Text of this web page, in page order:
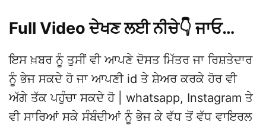
Full Video ਦੇਖਣ ਲਈ ਨੀਚੇ👇 ਜਾਓ…
ਇਸ ਖ਼ਬਰ ਨੂੰ ਤੁਸੀਂ ਵੀ ਆਪਣੇ ਦੋਸਤ ਮਿੱਤਰ ਜਾ ਰਿਸ਼ਤੇਦਾਰ
ਨੂੰ ਭੇਜ ਸਕਦੇ ਹੋ ਜਾ ਆਪਣੀ id ਤੇ ਸ਼ੇਅਰ ਕਰਕੇ ਹੋਰ ਵੀ
ਅੱਗੇ ਤੱਕ ਪਹੁੰਚਾ ਸਕਦੇ ਹੋ | whatsapp, Instagram ਤੇ
ਵੀ ਸਾਰਿਆਂ ਸਕੇ ਸੰਬੰਦੀਆਂ ਨੂੰ ਭੇਜ ਕੇ ਵੱਧ ਤੋਂ ਵੱਧ ਵਾਇਰਲ